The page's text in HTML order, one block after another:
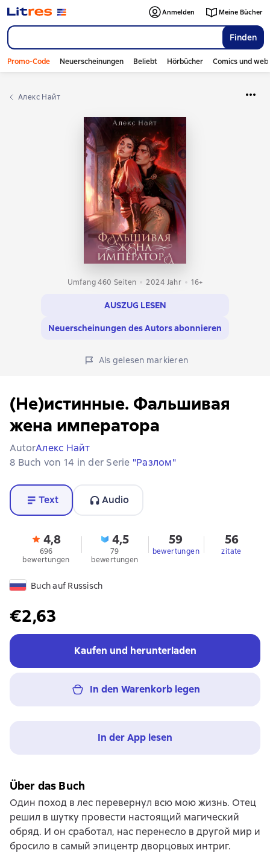
Finden
Anmelden Meine Bücher
Promo-Code Neuerscheinungen Beliebt Hörbücher Comics und
Алекс Найт
Umfang 460 Seiten 2024 Jahr 16+
AUSZUG LESEN
Neuerscheinungen des Autors abonnieren
Als gelesen markieren
(Не)истинные. Фальшивая
жена императора
AutorАлекс Найт
8 Buch von 14 in der Serie "Разлом"
Text Audio
4,8
696
bewertungen
4,5
79
bewertungen
59
bewertungen
56
zitate
Buch auf Russisch
€2,63
Kaufen und herunterladen
In den Warenkorb legen
In der App lesen
Über das Buch
Один поход в лес перевернул всю мою жизнь. Отец
решил в шутку провести настоящий магический
обряд. И он сработал, нас перенесло в другой мир и
бросило в самый эпицентр дворцовых интриг.